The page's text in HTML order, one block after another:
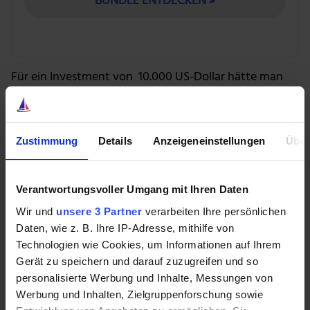
Zustimmung Details Anzeigeneinstellungen
Verantwortungsvoller Umgang mit Ihren Daten
Wir und unsere 3 Partner verarbeiten Ihre persönlichen
Daten, wie z. B. Ihre IP-Adresse, mithilfe von
Technologien wie Cookies, um Informationen auf Ihrem
Gerät zu speichern und darauf zuzugreifen und so
personalisierte Werbung und Inhalte, Messungen von
Werbung und Inhalten, Zielgruppenforschung sowie
Für ein Investment von 10.000 US-Dollar hätte man
heute nach fünf Aktiensplits rund eine Viertelmillion
Aktien im Wert von mehr als 15 Millionen Euro. Aber
Letztlich war es ein cleveres Marketing, das Monster
von Anfang an als cool, rebellisch und sportlich,
sponserte Action-Sport-Events und E-Sport-Turniere.
So wie es der österreichische Marktführer Red Bull
machte.
Der größte Game Changer in der
Unternehmensgeschichte war meiner Meinung nach